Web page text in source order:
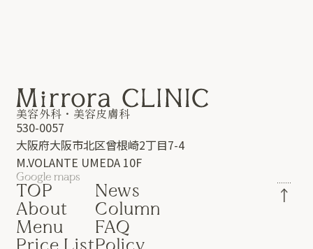
美容外科・美容皮膚科
530-0057
大阪府大阪市北区曾根崎2丁目7-4
M.VOLANTE UMEDA 10F
Google maps
TOP
About
Menu
News
Column
FAQ